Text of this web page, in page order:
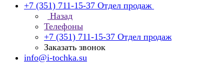
+7 (351) 711-15-37 Отдел продаж
Назад
Телефоны
+7 (351) 711-15-37 Отдел продаж
Заказать звонок
info@i-tochka.su